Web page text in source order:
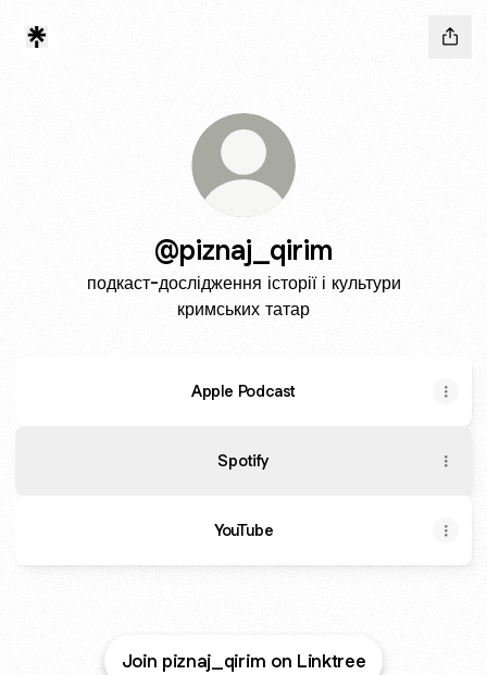
@piznaj_qirim
подкаст-дослідження історії і культури
кримських татар
Apple Podcast
Spotify
YouTube
Join piznaj_qirim on Linktree